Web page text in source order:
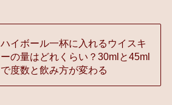
ハイボール一杯に入れるウイスキ
ーの量はどれくらい？30mlと45ml
で度数と飲み方が変わる